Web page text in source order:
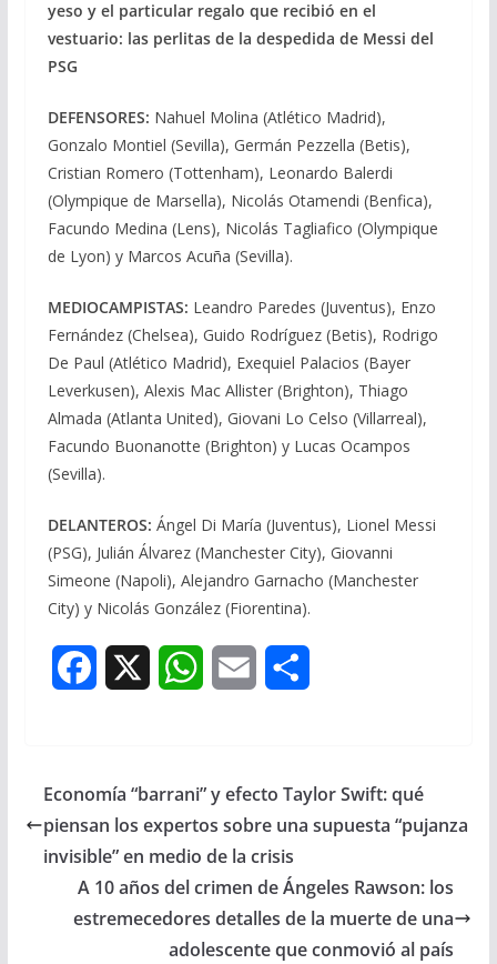
yeso y el particular regalo que recibió en el
vestuario: las perlitas de la despedida de Messi del
PSG
DEFENSORES: Nahuel Molina (Atlético Madrid),
Gonzalo Montiel (Sevilla), Germán Pezzella (Betis),
Cristian Romero (Tottenham), Leonardo Balerdi
(Olympique de Marsella), Nicolás Otamendi (Benfica),
Facundo Medina (Lens), Nicolás Tagliafico (Olympique
de Lyon) y Marcos Acuña (Sevilla).
MEDIOCAMPISTAS: Leandro Paredes (Juventus), Enzo
Fernández (Chelsea), Guido Rodríguez (Betis), Rodrigo
De Paul (Atlético Madrid), Exequiel Palacios (Bayer
Leverkusen), Alexis Mac Allister (Brighton), Thiago
Almada (Atlanta United), Giovani Lo Celso (Villarreal),
Facundo Buonanotte (Brighton) y Lucas Ocampos
(Sevilla).
DELANTEROS: Ángel Di María (Juventus), Lionel Messi
(PSG), Julián Álvarez (Manchester City), Giovanni
Simeone (Napoli), Alejandro Garnacho (Manchester
City) y Nicolás González (Fiorentina).
e
b
o
W
A
i
r
Economía “barrani” y efecto Taylor Swift: qué
piensan los expertos sobre una supuesta “pujanza
invisible” en medio de la crisis
A 10 años del crimen de Ángeles Rawson: los
estremecedores detalles de la muerte de una
adolescente que conmovió al país